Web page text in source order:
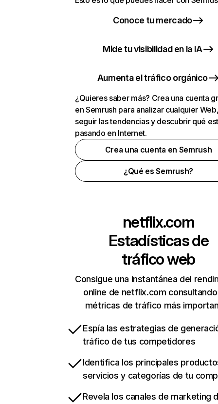
Conoce tu mercado
Mide tu visibilidad en la IA
Aumenta el tráfico orgánico
¿Quieres saber más? Crea una cuenta
en Semrush para analizar cualquier
seguir las tendencias y descubrir qué
pasando en Internet.
Crea una cuenta en Semrush
¿Qué es Semrush?
netflix.com
Estadísticas de
tráfico web
Consigue una instantánea del
online de netflix.com
métricas de tráfico más
Espía las estrategias de
tráfico de tus competidores
Identifica los principales
servicios y categorías de tu
Revela los canales de marketing